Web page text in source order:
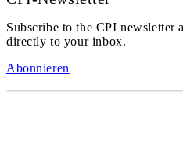
Subscribe to the CPI newsletter
directly to your inbox.
Abonnieren